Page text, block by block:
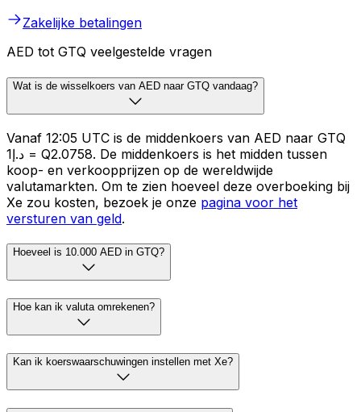
Zakelijke betalingen
AED tot GTQ veelgestelde vragen
Wat is de wisselkoers van AED naar GTQ vandaag?
Vanaf 12:05 UTC is de middenkoers van AED naar GTQ
د.إ1 = Q2.0758. De middenkoers is het midden tussen
koop- en verkoopprijzen op de wereldwijde
valutamarkten. Om te zien hoeveel deze overboeking bij
Xe zou kosten, bezoek je onze pagina voor het
versturen van geld.
Hoeveel is 10.000 AED in GTQ?
Hoe kan ik valuta omrekenen?
Kan ik koerswaarschuwingen instellen met Xe?